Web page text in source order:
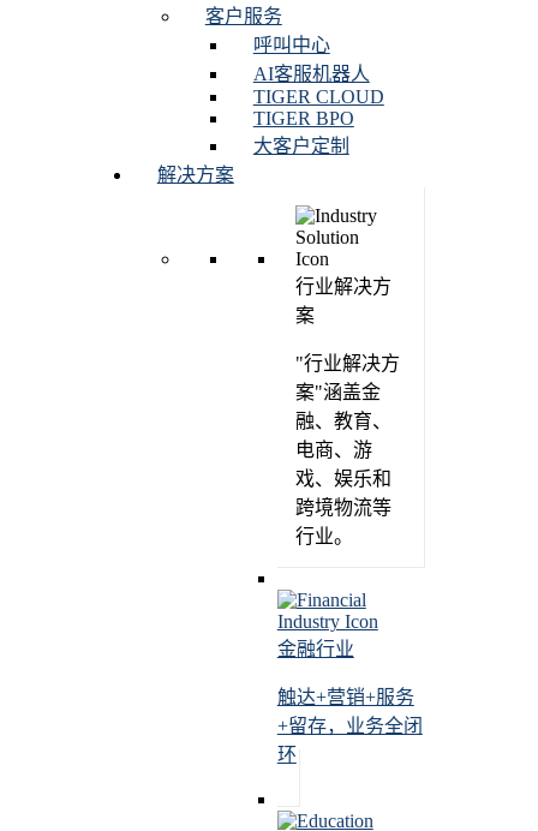
客户服务
呼叫中心
AI客服机器人
TIGER CLOUD
TIGER BPO
大客户定制
解决方案
行业解决方
案
"行业解决方
案"涵盖金
融、教育、
电商、游
戏、娱乐和
跨境物流等
行业。
金融行业
触达+营销+服务
+留存，业务全闭
环